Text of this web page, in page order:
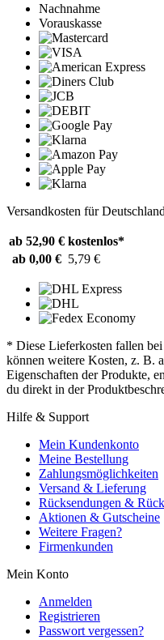
Nachnahme
Vorauskasse
Versandkosten für Deutschland
ab 52,90 € kostenlos*
ab 0,00 € 5,79 €
* Diese Lieferkosten fallen
können weitere Kosten, z. B.
Eigenschaften der Produkte,
du direkt in der
Hilfe & Support
Mein Kundenkonto
Meine Bestellung
Zahlungsmöglichkeiten
Versand & Lieferung
Rücksendungen &
Aktionen & Gutscheine
Weitere Fragen?
Firmenkunden
Mein Konto
Anmelden
Registrieren
Passwort vergessen?